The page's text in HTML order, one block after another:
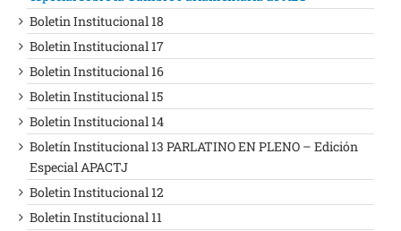
Boletin Institucional 18
Boletin Institucional 17
Boletin Institucional 16
Boletin Institucional 15
Boletin Institucional 14
Boletín Institucional 13 PARLATINO EN PLENO – Edición
Especial APACTJ
Boletin Institucional 12
Boletin Institucional 11